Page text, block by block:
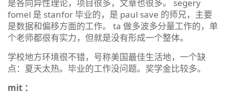
是各向异性理论，项目很多，文章也很多。 segery
fomel 是 stanfor 毕业的，是 paul save 的师兄，主要
是数据和偏移方面的工作。 ta 做多波多分量工作的，单
个老师都很有实力，但就是没有形成一个整体。
学校地方环境很不错，号称美国最佳生活地，一个缺
点：夏天太热。毕业的工作没问题。奖学金比较多。
mit ：